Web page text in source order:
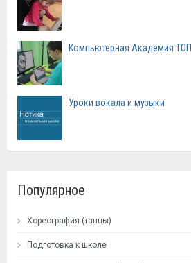
Компьютерная Академия ТОП
Уроки вокала и музыки
Популярное
Хореография (танцы)
Подготовка к школе